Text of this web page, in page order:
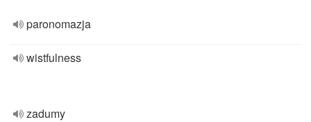
paronomazja
wistfulness
zadumy